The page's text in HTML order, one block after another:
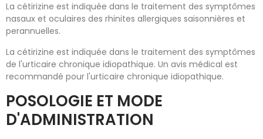
La cétirizine est indiquée dans le traitement des symptômes
nasaux et oculaires des rhinites allergiques saisonnières et
perannuelles.
La cétirizine est indiquée dans le traitement des symptômes
de l'urticaire chronique idiopathique. Un avis médical est
recommandé pour l'urticaire chronique idiopathique.
POSOLOGIE ET MODE
D'ADMINISTRATION